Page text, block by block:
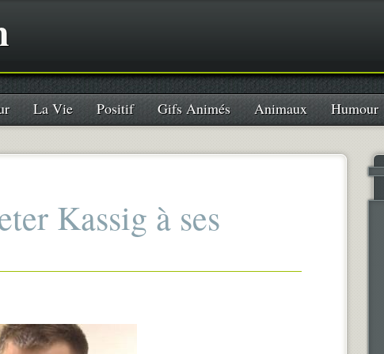
La Vie Positif Gifs Animés Animaux Humour
Kassig à ses